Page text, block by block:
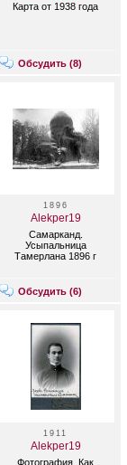
Карта от 1938 года
Обсудить (8)
1896
Alekper19
Самарканд.
Усыпальница
Тамерлана 1896 г
Обсудить (6)
1911
Alekper19
Фотография. Как